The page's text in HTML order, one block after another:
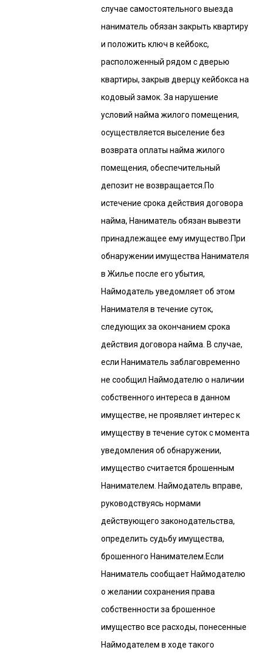
случае самостоятельного выезда
наниматель обязан закрыть квартиру
и положить ключ в кейбокс,
расположенный рядом с дверью
квартиры, закрыв дверцу кейбокса на
кодовый замок. За нарушение
условий найма жилого помещения,
осуществляется выселение без
возврата оплаты найма жилого
помещения, обеспечительный
депозит не возвращается.По
истечение срока действия договора
найма, Наниматель обязан вывезти
принадлежащее ему имущество.При
обнаружении имущества Нанимателя
в Жилье после его убытия,
Наймодатель уведомляет об этом
Нанимателя в течение суток,
следующих за окончанием срока
действия договора найма. В случае,
если Наниматель заблаговременно
не сообщил Наймодателю о наличии
собственного интереса в данном
имуществе, не проявляет интерес к
имуществу в течение суток с момента
уведомления об обнаружении,
имущество считается брошенным
Нанимателем. Наймодатель вправе,
руководствуясь нормами
действующего законодательства,
определить судьбу имущества,
брошенного Нанимателем.Если
Наниматель сообщает Наймодателю
о желании сохранения права
собственности за брошенное
имущество все расходы, понесенные
Наймодателем в ходе такого